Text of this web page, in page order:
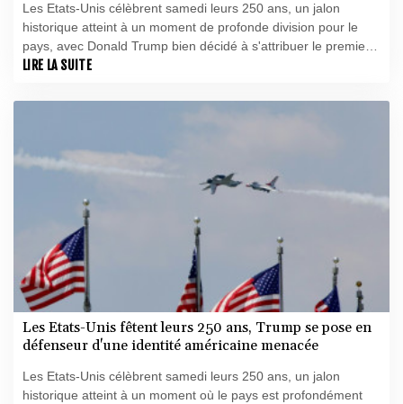
Les Etats-Unis célèbrent samedi leurs 250 ans, un jalon
historique atteint à un moment de profonde division pour le
pays, avec Donald Trump bien décidé à s'attribuer le premier
rôle à Washington.
LIRE LA SUITE
Les Etats-Unis fêtent leurs 250 ans, Trump se pose en
défenseur d'une identité américaine menacée
Les Etats-Unis célèbrent samedi leurs 250 ans, un jalon
historique atteint à un moment où le pays est profondément